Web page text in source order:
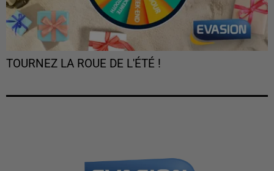
TOURNEZ LA ROUE DE L'ÉTÉ !